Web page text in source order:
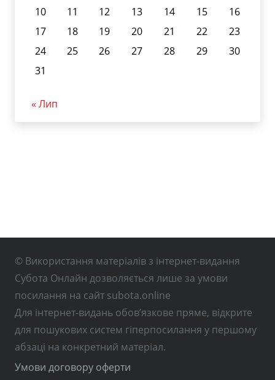
10
11 12 13 14 15
16
17
18 19 20 21 22
23
24
25 26 27 28 29
30
31
« Лип
© Використання матеріалів з інтернет-видання
Субота Онлайн дозволяється лише за умови
посилання на сайт subota.online
Для інтернет-видань обов’язкове пряме, відкрите
для пошукових систем гіперпосилання у першому
абзаці на конкретний матеріал.
Умови договору оферти